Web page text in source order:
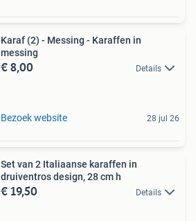
Karaf (2) - Messing - Karaffen in
messing
€ 8,00 Details
Bezoek website 28 jul 26
Set van 2 Italiaanse karaffen in
druiventros design, 28 cm h
€ 19,50 Details